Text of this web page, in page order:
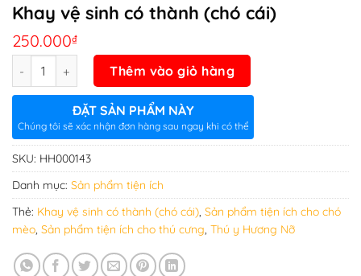
Khay vệ sinh có thành (chó cái)
250.000₫
Thêm vào giỏ hàng
ĐẶT SẢN PHẨM NÀY
Chúng tôi sẽ xác nhận đơn hàng sau ngay khi có thể
SKU: HH000143
Danh mục: Sản phẩm tiện ích
Thẻ: Khay vệ sinh có thành (chó cái), Sản phẩm tiện ích cho chó
mèo, Sản phẩm tiện ích cho thú cưng, Thú y Hương Nỡ